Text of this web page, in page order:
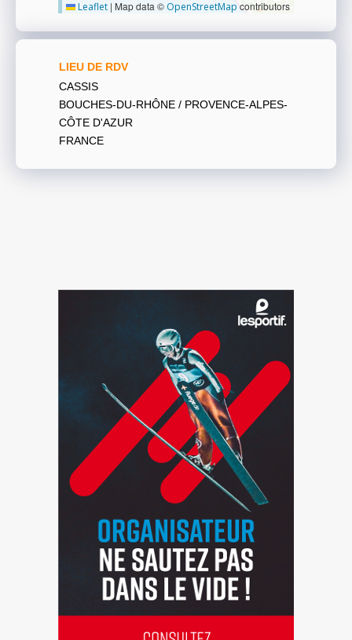
Leaflet | Map data © OpenStreetMap contributors
LIEU DE RDV
CASSIS
BOUCHES-DU-RHÔNE / PROVENCE-ALPES-
CÔTE D'AZUR
FRANCE